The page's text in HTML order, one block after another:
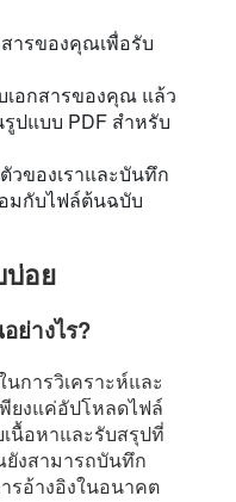
ารของคุณเพื่อรับ
เอกสารของคุณ แล้ว
ปแบบ PDF สำหรับ
วของเราและบันทึก
มกับไฟล์ต้นฉบับ
อย
ย่างไร?
การวิเคราะห์และ
ยงแค่อัปโหลดไฟล์
นื้อหาและรับสรุปที่
งสามารถบันทึก
อ้างอิงในอนาคต